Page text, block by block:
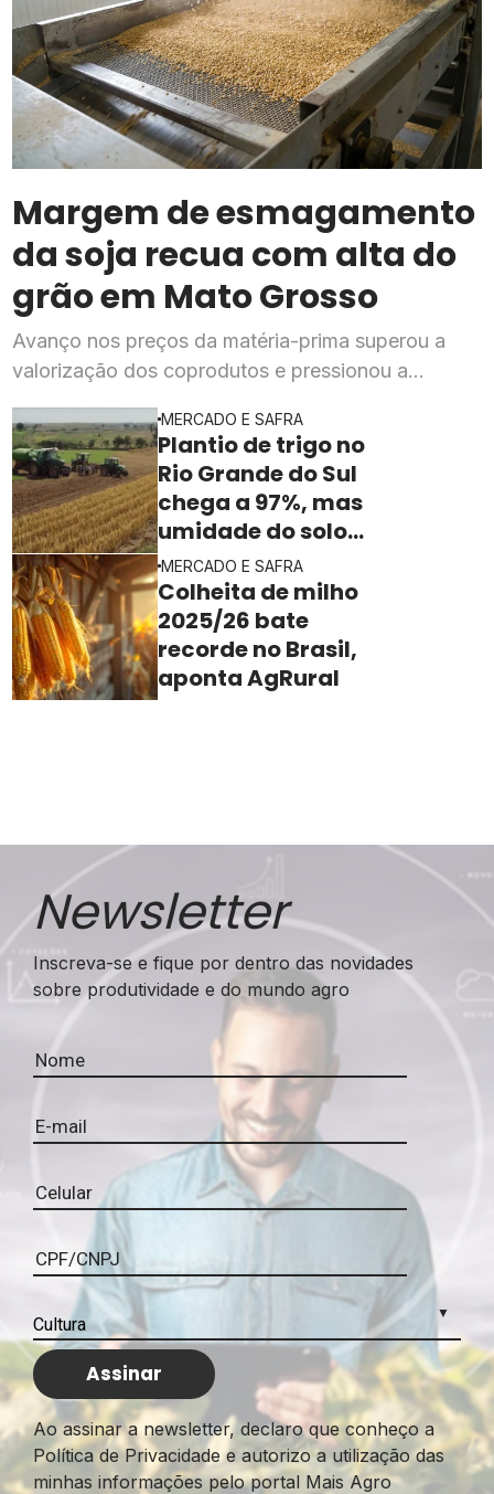
Margem de esmagamento
da soja recua com alta do
grão em Mato Grosso
Avanço nos preços da matéria-prima superou a
valorização dos coprodutos e pressionou a
segundo o ImeaMERCADO E SAFRA
Plantio de trigo no
Rio Grande do Sul
chega a 97%, mas
umidade do solo
ainda freia o ritmo
MERCADO E SAFRA
Colheita de milho
2025/26 bate
recorde no Brasil,
aponta AgRural
Newsletter
Inscreva-se e fique por dentro das novidades
sobre produtividade e do mundo agro
Ao assinar a newsletter, declaro que conheço a
Política de Privacidade e autorizo a utilização das
minhas informações pelo portal Mais Agro